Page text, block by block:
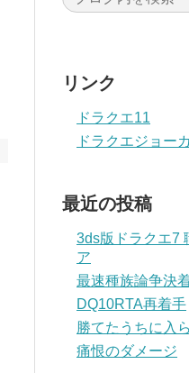
リンク
ドラクエ11
ドラクエジョー
最近の投稿
3ds版ドラクエ7
ア
最速種族論争決
DQ10RTA再着手
勝てたうちに入
痛恨のダメージ